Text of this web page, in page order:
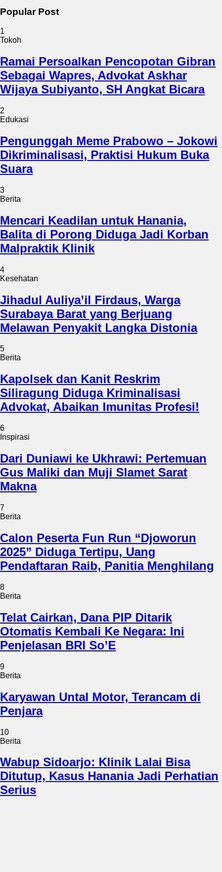
Popular Post
1
Tokoh
Ramai Persoalkan Pencopotan Gibran
Sebagai Wapres, Advokat Askhar
Wijaya Subiyanto, SH Angkat Bicara
2
Edukasi
Pengunggah Meme Prabowo – Jokowi
Dikriminalisasi, Praktisi Hukum Buka
Suara
3
Berita
Mencari Keadilan untuk Hanania,
Balita di Porong Diduga Jadi Korban
Malpraktik Klinik
4
Kesehatan
Jihadul Auliya’il Firdaus, Warga
Surabaya Barat yang Berjuang
Melawan Penyakit Langka Distonia
5
Berita
Kapolsek dan Kanit Reskrim
Siliragung Diduga Kriminalisasi
Advokat, Abaikan Imunitas Profesi!
6
Inspirasi
Dari Duniawi ke Ukhrawi: Pertemuan
Gus Maliki dan Muji Slamet Sarat
Makna
7
Berita
Calon Peserta Fun Run “Djoworun
2025” Diduga Tertipu, Uang
Pendaftaran Raib, Panitia Menghilang
8
Berita
Telat Cairkan, Dana PIP Ditarik
Otomatis Kembali Ke Negara: Ini
Penjelasan BRI So’E
9
Berita
Karyawan Untal Motor, Terancam di
Penjara
10
Berita
Wabup Sidoarjo: Klinik Lalai Bisa
Ditutup, Kasus Hanania Jadi Perhatian
Serius